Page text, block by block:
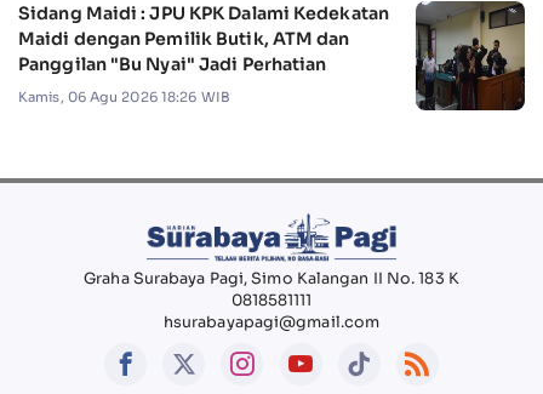
Sidang Maidi : JPU KPK Dalami Kedekatan
Maidi dengan Pemilik Butik, ATM dan
Panggilan "Bu Nyai" Jadi Perhatian
Kamis, 06 Agu 2026 18:26 WIB
Graha Surabaya Pagi, Simo Kalangan II No. 183 K
0818581111
hsurabayapagi@gmail.com